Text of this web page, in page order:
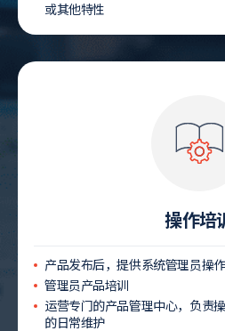
或其他特性
操作培
产品发布后，提供系统管理员操
管理员产品培训
运营专门的产品管理中心，负责
的日常维护